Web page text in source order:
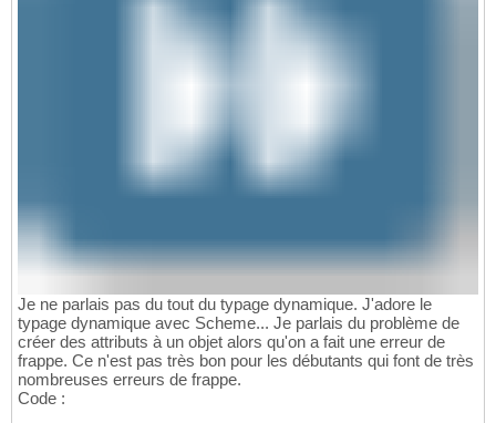
Je ne parlais pas du tout du typage dynamique. J'adore le
typage dynamique avec Scheme... Je parlais du problème de
créer des attributs à un objet alors qu'on a fait une erreur de
frappe. Ce n'est pas très bon pour les débutants qui font de très
nombreuses erreurs de frappe.
Code :